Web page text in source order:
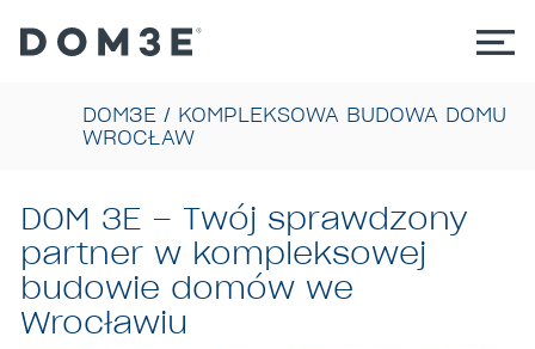
DOM3E / KOMPLEKSOWA BUDOWA DOMU
WROCŁAW
DOM 3E – Twój sprawdzony
partner w kompleksowej
budowie domów we
Wrocławiu